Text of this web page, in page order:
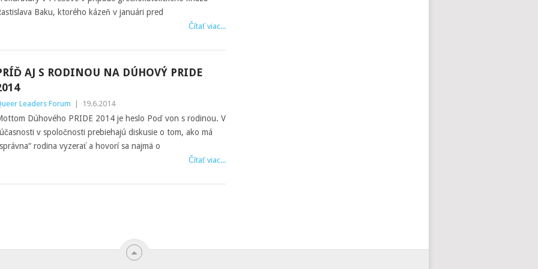
Baku, ktorého kázeň v januári pred
Čítať viac...
AJ S RODINOU NA DÚHOVÝ PRIDE
Leaders Forum 19.6.2014
Dúhového PRIDE 2014 je heslo Poď von s rodinou. V
v spoločnosti prebiehajú diskusie o tom, ako má
rodina vyzerať a hovorí sa najmä o
Čítať viac...